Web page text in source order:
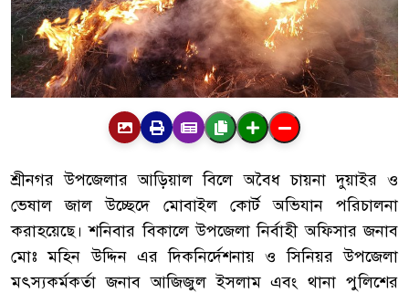
শ্রীনগর উপজেলার আড়িয়াল বিলে অবৈধ চায়না দুয়াইর ও
ভেষাল
জাল উচ্ছেদে মোবাইল কোর্ট অভিযান
পরিচালনা
করাহয়েছে। শনিবার বিকালে উপজেলা নির্বাহী অফিসার জনাব
মোঃ মহিন উদ্দিন এর দিকনির্দেশনায় ও সিনিয়র উপজেলা
মৎস্যকর্মকর্তা জনাব আজিজুল ইসলাম এবং থানা পুলিশের